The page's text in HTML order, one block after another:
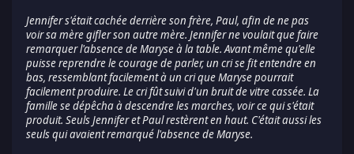
Jennifer s'était cachée derrière son frère, Paul, afin de ne pas
voir sa mère gifler son autre mère. Jennifer ne voulait que faire
remarquer l'absence de Maryse à la table. Avant même qu'elle
puisse reprendre le courage de parler, un cri se fit entendre en
bas, ressemblant facilement à un cri que Maryse pourrait
facilement produire. Le cri fût suivi d'un bruit de vitre cassée. La
famille se dépêcha à descendre les marches, voir ce qui s'était
produit. Seuls Jennifer et Paul restèrent en haut. C'était aussi les
seuls qui avaient remarqué l'absence de Maryse.